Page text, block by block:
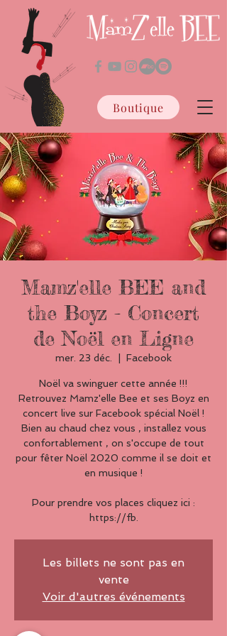
Boutique
Mamz'elle BEE and
the Boyz - Concert
de Noël en Ligne
mer. 23 déc. Facebook
Noël va swinguer cette année !!!
Retrouvez Mamz'elle Bee et ses Boyz en
concert live sur Facebook spécial Noël !
Bien au chaud chez vous , installez vous
confortablement , on s'occupe de tout
pour fêter Noël 2020 comme il se doit et
en musique !
Pour prendre vos places cliquez ici :
https://fb.
Les billets ne sont pas en
vente
Voir d'autres événements